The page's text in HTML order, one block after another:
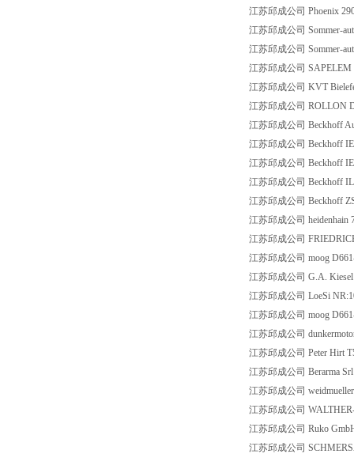
江苏邱成公司 Phoenix
江苏邱成公司 Sommer-
江苏邱成公司 Sommer-
江苏邱成公司 SAPELEM
江苏邱成公司 KVT
江苏邱成公司 ROLLON
江苏邱成公司 Beckhoff
江苏邱成公司 Beckhoff
江苏邱成公司 Beckhoff
江苏邱成公司 Beckhoff
江苏邱成公司 Beckhoff
江苏邱成公司 heidenhain
江苏邱成公司
江苏邱成公司 moog
江苏邱成公司 G.A. Kiesel
江苏邱成公司 LoeSi
江苏邱成公司 moog
江苏邱成公司
江苏邱成公司 Peter Hirt
江苏邱成公司 Berarma
江苏邱成公司
江苏邱成公司
江苏邱成公司 Ruko
江苏邱成公司